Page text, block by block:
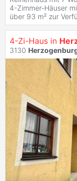
4-Zimmer-Häuser
über 93 m² zur
4-Zi-Haus in
3130